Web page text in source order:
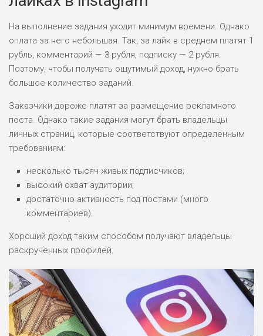
На выполнение задания уходит минимум времени. Однако
оплата за него небольшая. Так, за лайк в среднем платят 1
рубль, комментарий — 3 рубля, подписку — 2 рубля.
Поэтому, чтобы получать ощутимый доход, нужно брать
большое количество заданий.
Заказчики дороже платят за размещение рекламного
поста. Однако такие задания могут брать владельцы
личных страниц, которые соответствуют определенным
требованиям:
несколько тысяч живых подписчиков;
высокий охват аудитории;
достаточно активность под постами (много
комментариев).
Хороший доход таким способом получают владельцы
раскрученных профилей.